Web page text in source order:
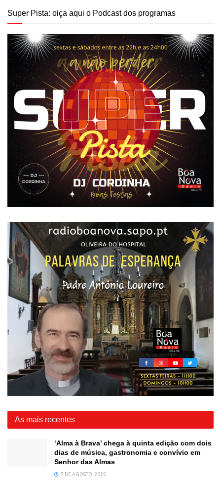
Super Pista: oiça aqui o Podcast dos programas
As mais recentes
‘Alma à Brava’ chega à quinta edição com dois
dias de música, gastronomia e convívio em
Senhor das Almas
7 DE AGOSTO, 2026